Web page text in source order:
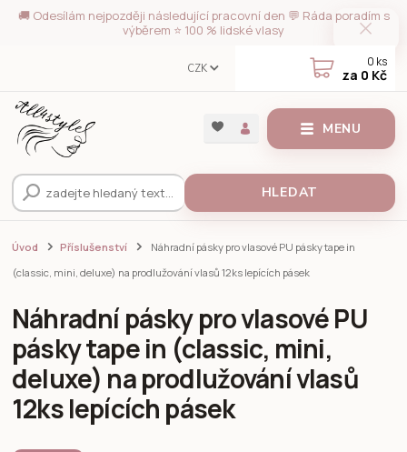
🚚 Odesílám nejpozději následující pracovní den 💬 Ráda poradím s
výběrem ⭐ 100 % lidské vlasy
MENU
CZK
HLEDAT
0 ks
za 0 Kč
Úvod Příslušenství
Náhradní pásky pro vlasové PU pásky tape in
(classic, mini, deluxe) na prodlužování vlasů 12ks lepících pásek
Náhradní pásky pro vlasové PU
pásky tape in (classic, mini,
deluxe) na prodlužování vlasů
12ks lepících pásek